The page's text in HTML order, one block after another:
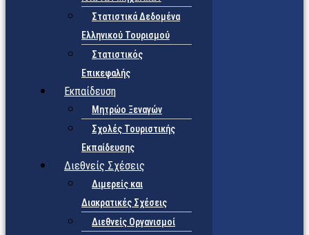
Στατιστικά Δεδομένα
Ελληνικού Τουρισμού
Στατιστικός
Επικεφαλής
Εκπαίδευση
Μητρώο Ξεναγών
Σχολές Τουριστικής
Εκπαίδευσης
Διεθνείς Σχέσεις
Διμερείς και
Διακρατικές Σχέσεις
Διεθνείς Οργανισμοί